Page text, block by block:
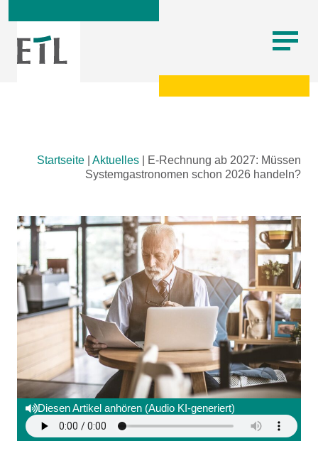
Startseite Aktuelles
E-Rechnung ab 2027: Müssen
Systemgastronomen schon 2026 handeln?
Diesen Artikel anhören (Audio KI-generiert)